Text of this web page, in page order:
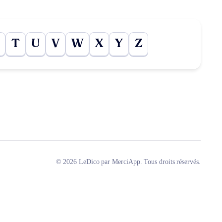
T U V W X Y Z
© 2026 LeDico par MerciApp. Tous droits réservés.